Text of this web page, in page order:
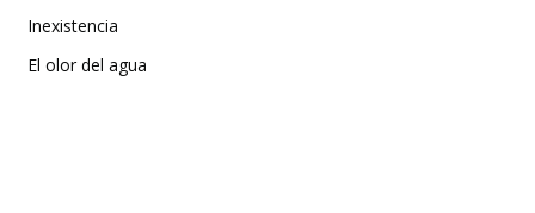
Inexistencia
El olor del agua